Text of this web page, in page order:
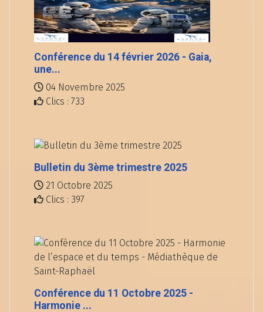
Conférence du 14 février 2026 - Gaia,
une...
04 Novembre 2025
Clics : 733
Bulletin du 3ème trimestre 2025
21 Octobre 2025
Clics : 397
Conférence du 11 Octobre 2025 -
Harmonie ...